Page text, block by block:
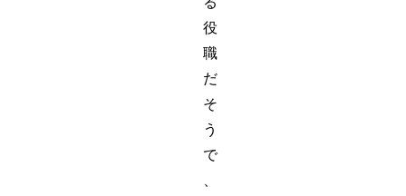
役
職
だ
そ
う
で